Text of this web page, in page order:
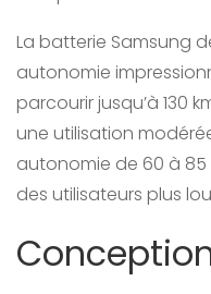
La batterie Samsung
autonomie
parcourir jusqu’à 130
une utilisation
autonomie de 60 à 85
des utilisateurs plus